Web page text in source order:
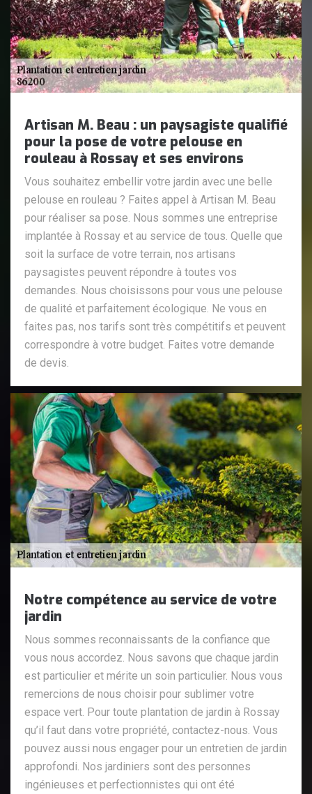
Artisan M. Beau : un paysagiste qualifié
pour la pose de votre pelouse en
rouleau à Rossay et ses environs
Vous souhaitez embellir votre jardin avec une belle
pelouse en rouleau ? Faites appel à Artisan M. Beau
pour réaliser sa pose. Nous sommes une entreprise
implantée à Rossay et au service de tous. Quelle que
soit la surface de votre terrain, nos artisans
paysagistes peuvent répondre à toutes vos
demandes. Nous choisissons pour vous une pelouse
de qualité et parfaitement écologique. Ne vous en
faites pas, nos tarifs sont très compétitifs et peuvent
correspondre à votre budget. Faites votre demande
de devis.
Notre compétence au service de votre
jardin
Nous sommes reconnaissants de la confiance que
vous nous accordez. Nous savons que chaque jardin
est particulier et mérite un soin particulier. Nous vous
remercions de nous choisir pour sublimer votre
espace vert. Pour toute plantation de jardin à Rossay
qu’il faut dans votre propriété, contactez-nous. Vous
pouvez aussi nous engager pour un entretien de jardin
approfondi. Nos jardiniers sont des personnes
ingénieuses et perfectionnistes qui ont été